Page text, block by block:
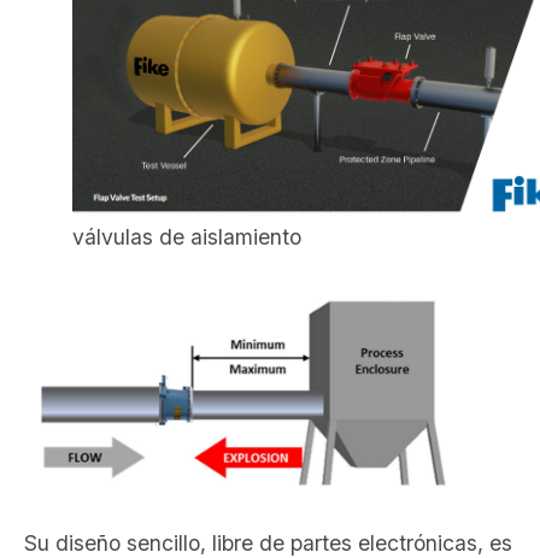
válvulas de aislamiento
Su diseño sencillo, libre de partes electrónicas, es